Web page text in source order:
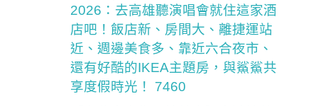
2026：去高雄聽演唱會就住這家酒
店吧！飯店新、房間大、離捷運站
近、週邊美食多、靠近六合夜市、
還有好酷的IKEA主題房，與鯊鯊共
享度假時光！ 7460